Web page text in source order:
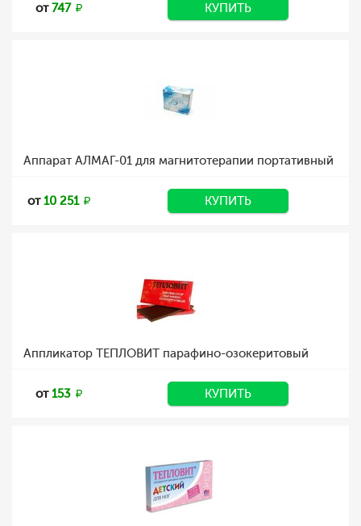
от747 КУПИТЬ
Аппарат АЛМАГ-01 для магнитотерапии портативный
от10 251 КУПИТЬ
Аппликатор ТЕПЛОВИТ парафино-озокеритовый
от153 КУПИТЬ